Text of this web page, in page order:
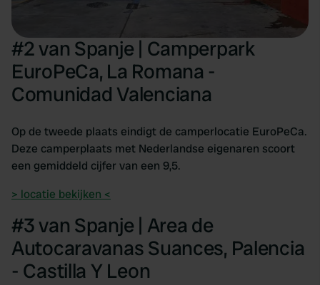
#2 van Spanje | Camperpark
EuroPeCa, La Romana -
Comunidad Valenciana
Op de tweede plaats eindigt de camperlocatie EuroPeCa.
Deze camperplaats met Nederlandse eigenaren scoort
een gemiddeld cijfer van een 9,5.
> locatie bekijken <
#3 van Spanje | Area de
Autocaravanas Suances, Palencia
- Castilla Y Leon